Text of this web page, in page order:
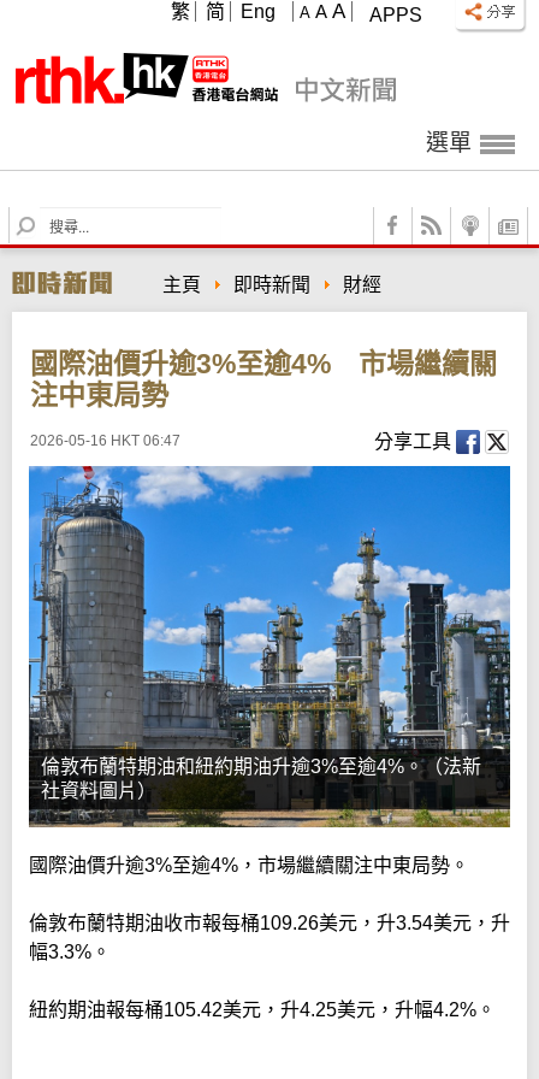
APPS
A A A
繁 简 Eng
選單
S
e
r
c
主頁 即時新聞 財經
國際油價升逾3%至逾4% 市場繼續關
注中東局勢
2026-05-16 HKT 06:47 分享工具
倫敦布蘭特期油和紐約期油升逾3%至逾4%。（法新
社資料圖片）
國際油價升逾3%至逾4%，市場繼續關注中東局勢。
倫敦布蘭特期油收市報每桶109.26美元，升3.54美元，升
幅3.3%。
紐約期油報每桶105.42美元，升4.25美元，升幅4.2%。